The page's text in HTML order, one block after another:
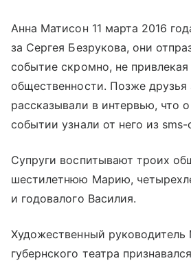
Анна Матисон 11 марта 2016
за Сергея Безрукова, они
событие скромно, не
общественности. Позже друзья
рассказывали в интервью, что
событии узнали от него из
Супруги воспитывают троих
шестилетнюю Марию,
и годовалого Василия.
Художественный руководитель
губернского театра